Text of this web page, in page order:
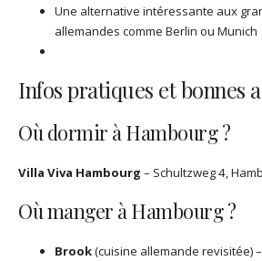
Une alternative intéressante aux
allemandes comme Berlin ou Munich
Infos pratiques et bonnes
Où dormir à Hambourg ?
Villa Viva Hambourg – Schultzweg 4,
Où manger à Hambourg ?
Brook(cuisine allemande revisitée)